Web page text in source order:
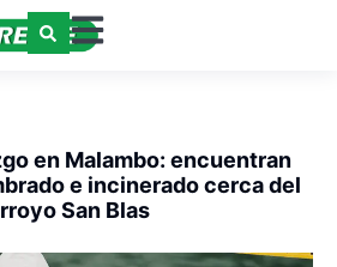
en Malambo: encuentran
e incinerado cerca del
San Blas